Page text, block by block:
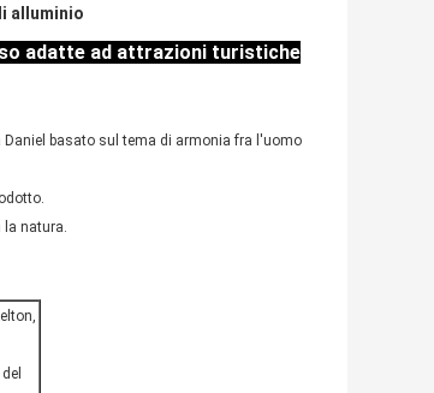
alluminio
adatte ad attrazioni turistiche
basato sul tema di armonia fra l'uomo
la natura.